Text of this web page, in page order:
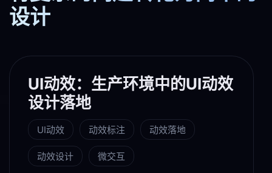
设计
UI动效：生产环境中的UI动效
设计落地
UI动效 动效标注 动效落地
动效设计 微交互